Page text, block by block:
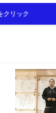
クリック